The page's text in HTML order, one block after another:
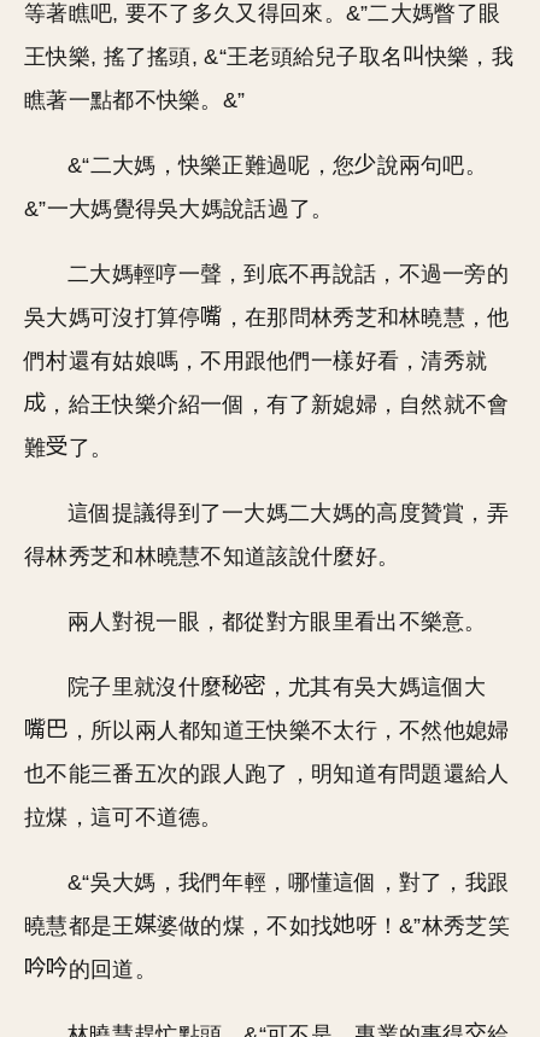
等著瞧吧, 要不了多久又得回來。&”二大媽瞥了眼
王快樂, 搖了搖頭, &“王老頭給兒子取名
快樂，我
瞧著一點都不快樂。&”
&“二大媽，快樂正難過呢，您
說兩句吧。
&”一大媽覺得吳大媽說話過了。
二大媽輕哼一聲，到底不再說話，不過一旁的
吳大媽可沒打算停
，在那問林秀芝和林曉慧，他
們村還有姑娘嗎，不用跟他們一樣好看，清秀就
，給王快樂介紹一個，有了新媳婦，自然就不會
難
了。
這個提議得到了一大媽二大媽的高度贊賞，弄
得林秀芝和林曉慧不知道該說什麼好。
兩人對視一眼，都從對方眼里看出不樂意。
院子里就沒什麼
，尤其有吳大媽這個大
，所以兩人都知道王快樂不太行，不然他媳婦
也不能三番五次的跟人跑了，明知道有問題還給人
拉煤，這可不道德。
&“吳大媽，我們年輕，哪懂這個，對了，我跟
曉慧都是王
婆做的煤，不如找
呀！&”林秀芝笑
的回道。